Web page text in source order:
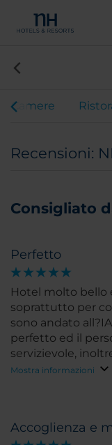
Camere
Recensioni:
Consigliato
Perfetto
Hotel molto bello
soprattutto per
sono andato
perfetto ed il
servizievole,
Mostra informazioni
Accoglienza e